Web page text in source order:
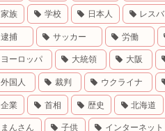
家族 学校 日本人 レスバ
逮捕 サッカー 労働
ヨーロッパ 大統領 大阪
外国人 裁判 ウクライナ
企業 首相 歴史 北海道
まんさん 子供 インターネット